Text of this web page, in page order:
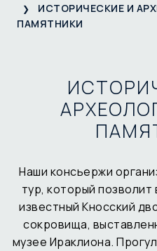
ИСТОРИЧЕСКИЕ И
ПАМЯТНИКИ
Наши консьержи
тур, который
известный Кносский
сокровища,
музее Ираклиона.